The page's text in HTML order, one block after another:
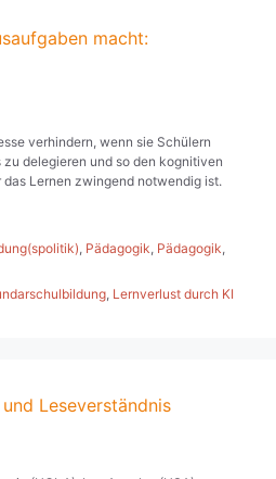
macht:
verhindern, wenn sie Schülern
delegieren und so den kognitiven
Lernen zwingend notwendig ist.
, Pädagogik, Pädagogik,
, Lernverlust durch KI
Leseverständnis